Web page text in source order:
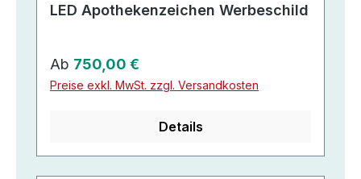
LED Apothekenzeichen Werbeschild
Regulärer Preis:
Ab 750,00 €
Preise exkl. MwSt. zzgl. Versandkosten
Details